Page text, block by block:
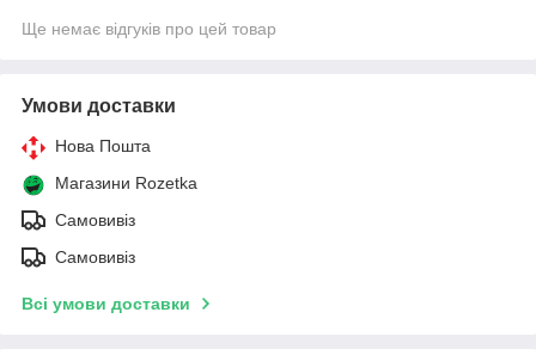
Ще немає відгуків про цей товар
Умови доставки
Нова Пошта
Магазини Rozetka
Самовивіз
Самовивіз
Всі умови доставки